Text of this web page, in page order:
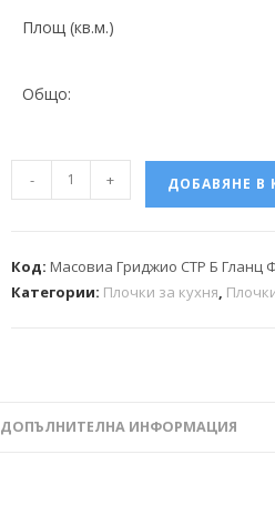
Площ (кв.м.)
Общо:
- + ДОБАВЯНЕ В
Код: Масовиа Гриджио СТР Б Гланц
Категории: Плочки за кухня,
ДОПЪЛНИТЕЛНА ИНФОРМАЦИЯ